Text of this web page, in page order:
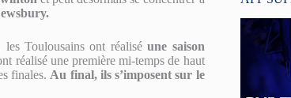
Toulousains ont réaliséune saison
réalisé une première mi-temps de haut
finales. Au final, ils s’imposent sur le